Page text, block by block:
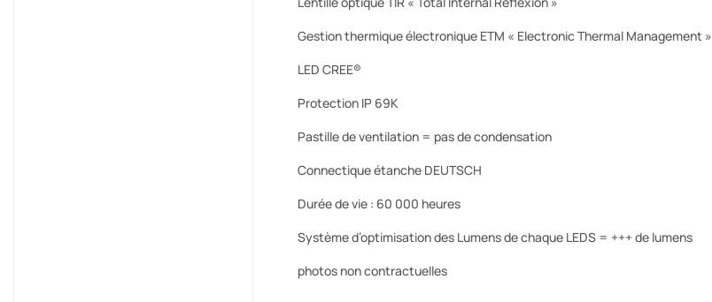
Gestion thermique électronique ETM « Electronic Thermal Management »
LED CREE®
Protection IP 69K
Pastille de ventilation = pas de condensation
Connectique étanche DEUTSCH
Durée de vie : 60 000 heures
Système d’optimisation des Lumens de chaque LEDS = +++ de lumens
photos non contractuelles